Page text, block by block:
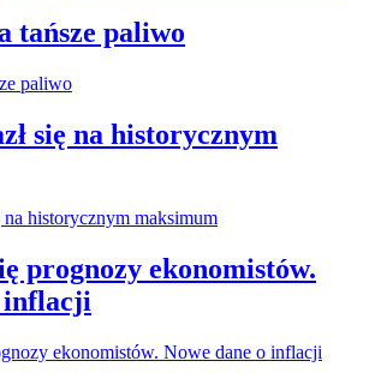
tańsze paliwo
się na historycznym
prognozy ekonomistów.
inflacji